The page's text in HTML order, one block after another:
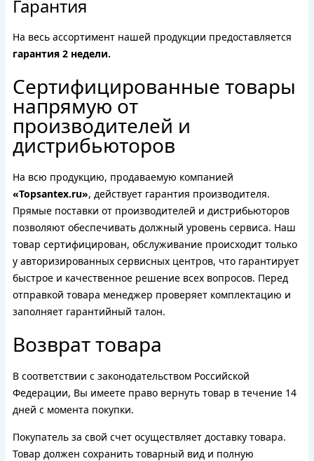
Гарантия
На весь ассортимент нашей продукции предоставляется
гарантия 2 недели.
Сертифицированные товары
напрямую от
производителей и
дистрибьюторов
На всю продукцию, продаваемую компанией
«Topsantex.ru», действует гарантия производителя.
Прямые поставки от производителей и дистрибьюторов
позволяют обеспечивать должный уровень сервиса. Наш
товар сертифицирован, обслуживание происходит только
у авторизированных сервисных центров, что гарантирует
быстрое и качественное решение всех вопросов. Перед
отправкой товара менеджер проверяет комплектацию и
заполняет гарантийный талон.
Возврат товара
В соответствии с законодательством Российской
Федерации, Вы имеете право вернуть товар в течение 14
дней с момента покупки.
Покупатель за свой счет осуществляет доставку товара.
Товар должен сохранить товарный вид и полную